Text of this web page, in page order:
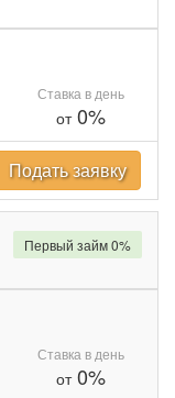
Ставка в день
от0%
Подать заявку
Ставка в день
от0%
Первый займ 0%